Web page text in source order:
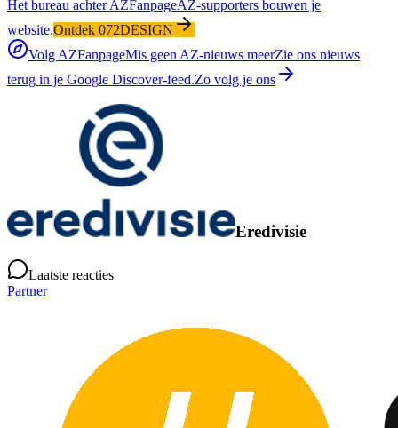
Het bureau achter AZFanpageAZ-supporters bouwen je
website.Ontdek 072DESIGN
Volg AZFanpageMis geen AZ-nieuws meerZie ons nieuws
terug in je Google Discover-feed.Zo volg je ons
Eredivisie
Laatste reacties
Partner